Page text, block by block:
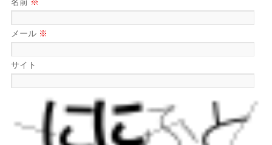
名前 ※
メール ※
サイト